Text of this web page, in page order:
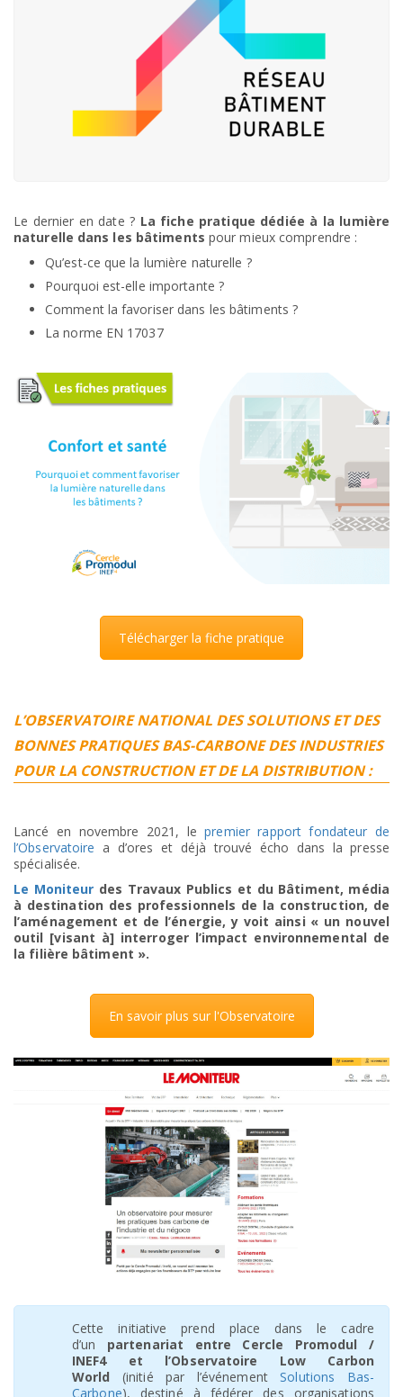
Le dernier en date ? La fiche pratique dédiée à la lumière
naturelle dans les bâtiments pour mieux comprendre :
Qu’est-ce que la lumière naturelle ?
Pourquoi est-elle importante ?
Comment la favoriser dans les bâtiments ?
La norme EN 17037
Télécharger la fiche pratique
L’OBSERVATOIRE NATIONAL DES SOLUTIONS ET DES
BONNES PRATIQUES BAS-CARBONE DES INDUSTRIES
POUR LA CONSTRUCTION ET DE LA DISTRIBUTION :
Lancé en novembre 2021, lepremier rapport fondateur de
l’Observatoire a d’ores et déjà trouvé écho dans la presse
spécialisée.
Le Moniteur des Travaux Publics et du Bâtiment, média
à destination des professionnels de la construction, de
l’aménagement et de l’énergie, y voit ainsi « un nouvel
outil [visant à] interroger l’impact environnemental de
la filière bâtiment ».
En savoir plus sur l'Observatoire
Cette initiative prend place dans le cadre
d’un partenariat entre Cercle Promodul /
INEF4 et l’Observatoire Low Carbon
World (initié par l’événement Solutions Bas-
Carbone), destiné à fédérer des organisations